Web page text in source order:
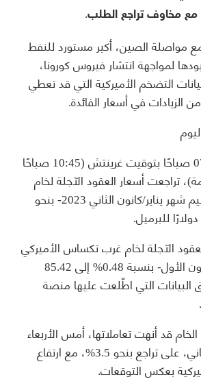
مع مخاوف تراجع الطلب.
مواصلة الصين، أكبر مستورد للنفط
لمواجهة انتشار فيروس كورونا،
التضخم الأميركية التي قد تعطي
الزيادات في أسعار الفائدة.
بحلول الساعة 07:45 صباحًا بتوقيت غرينتش (10:45 صباحًا
تراجعت أسعار العقود الآجلة لخام
برنت القياسي -تسليم شهر يناير/كانون الثاني 2023- بنحو
الآجلة لخام غرب تكساس الأميركي
-تسليم ديسمبر/كانون الأول- بنسبة 0.48% إلى 85.42
البيانات التي اطّلعت عليها منصة
قد أنهت تعاملاتها، أمس الأربعاء
9 نوفمبر/تشرين الثاني، على تراجع بنحو 3.5%، مع ارتفاع
بعكس التوقعات.